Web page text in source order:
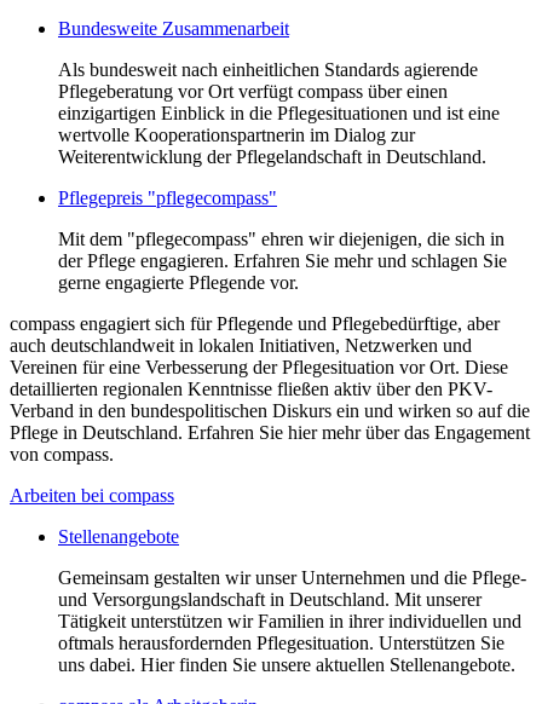
Bundesweite Zusammenarbeit
Als bundesweit nach einheitlichen Standards agierende
Pflegeberatung vor Ort verfügt compass über einen
einzigartigen Einblick in die Pflegesituationen und ist eine
wertvolle Kooperationspartnerin im Dialog zur
Weiterentwicklung der Pflegelandschaft in Deutschland.
Pflegepreis "pflegecompass"
Mit dem "pflegecompass" ehren wir diejenigen, die sich in
der Pflege engagieren. Erfahren Sie mehr und schlagen Sie
gerne engagierte Pflegende vor.
compass engagiert sich für Pflegende und Pflegebedürftige, aber
auch deutschlandweit in lokalen Initiativen, Netzwerken und
Vereinen für eine Verbesserung der Pflegesituation vor Ort. Diese
detaillierten regionalen Kenntnisse fließen aktiv über den PKV-
Verband in den bundespolitischen Diskurs ein und wirken so auf die
Pflege in Deutschland. Erfahren Sie hier mehr über das Engagement
von compass.
Arbeiten bei compass
Stellenangebote
Gemeinsam gestalten wir unser Unternehmen und die Pflege-
und Versorgungslandschaft in Deutschland. Mit unserer
Tätigkeit unterstützen wir Familien in ihrer individuellen und
oftmals herausfordernden Pflegesituation. Unterstützen Sie
uns dabei. Hier finden Sie unsere aktuellen Stellenangebote.